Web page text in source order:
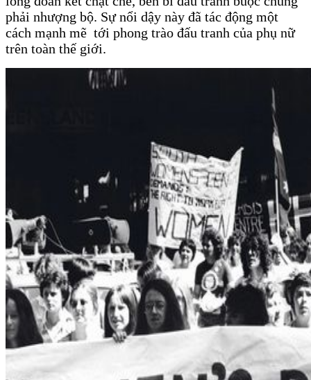
phải nhượng bộ. Sự nổi dậy này đã tác động một
cách mạnh mẽ tới phong trào đấu tranh của phụ nữ
trên toàn thế giới.